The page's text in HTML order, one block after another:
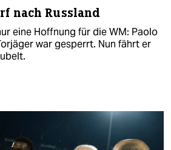
nach Russland
eine Hoffnung für die WM: Paolo
war gesperrt. Nun fährt er